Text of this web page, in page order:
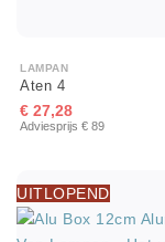
LAMPAN
Aten 4
€ 27,28
Adviesprijs € 89
UITLOPEND